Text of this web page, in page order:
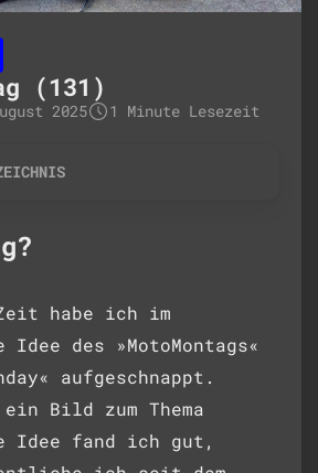
(131)
2025 1 Minute Lesezeit
habe ich im
des »MotoMontags«
aufgeschnappt.
ein Bild zum Thema
Idee fand ich gut,